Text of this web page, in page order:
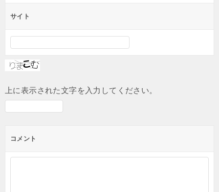
サイト
上に表示された文字を入力してください。
コメント